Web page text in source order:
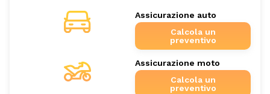
Assicurazione auto
Calcola un
preventivo
Assicurazione moto
Calcola un
preventivo